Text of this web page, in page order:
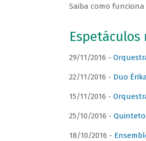
Saiba como funciona
Espetáculos
29/11/2016 -
22/11/2016 - Duo
15/11/2016 -
25/10/2016 -
18/10/2016 -